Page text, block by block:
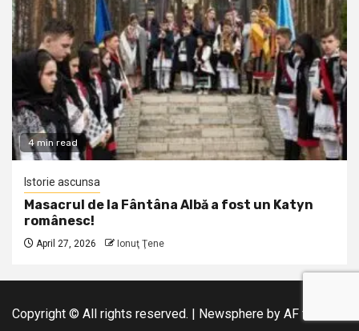
4 min read
Istorie ascunsa
Masacrul de la Fântâna Albă a fost un Katyn
românesc!
April 27, 2026 Ionuţ Ţene
Copyright © All rights reserved. Newsphere by AF themes.